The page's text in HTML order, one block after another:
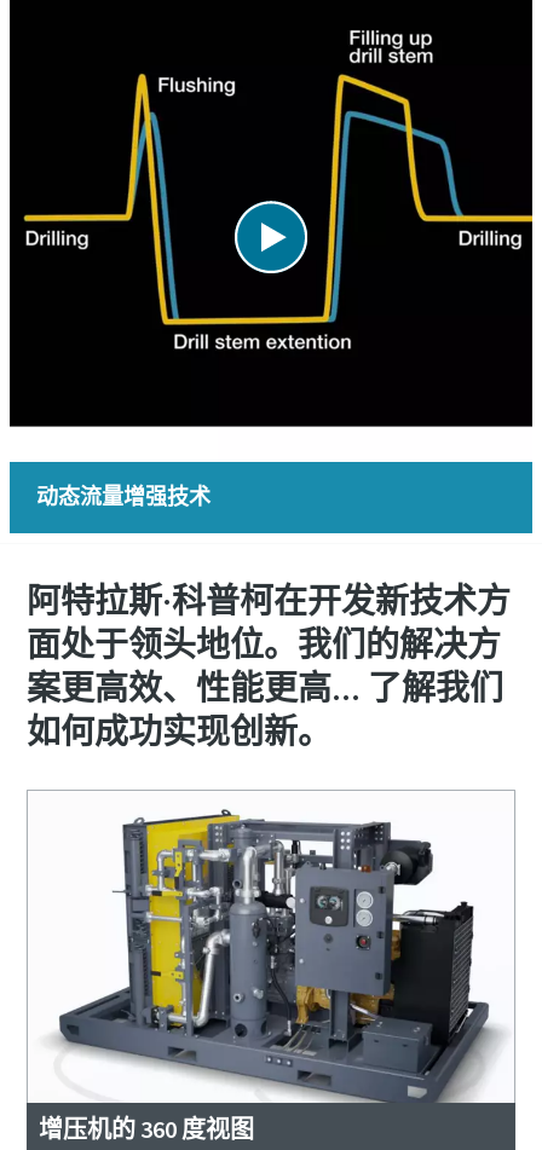
动态流量增强技术
阿特拉斯·科普柯在开发新技术方
面处于领头地位。我们的解决方
案更高效、性能更高... 了解我们
如何成功实现创新。
增压机的 360 度视图